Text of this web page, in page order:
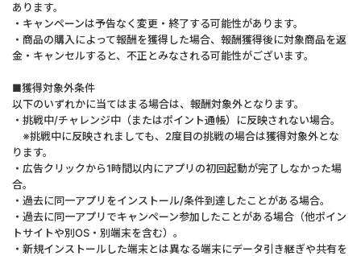
あります。
・キャンペーンは予告なく変更・終了する可能性があります。
・商品の購入によって報酬を獲得した場合、報酬獲得後に対象商品を返
金・キャンセルすると、不正とみなされる可能性がございます。
■獲得対象外条件
以下のいずれかに当てはまる場合は、報酬対象外となります。
・挑戦中/チャレンジ中（またはポイント通帳）に反映されない場合。
※挑戦中に反映されましても、2度目の挑戦の場合は獲得対象外とな
ります。
・広告クリックから1時間以内にアプリの初回起動が完了しなかった場
合。
・過去に同一アプリをインストール/条件到達したことがある場合。
・過去に同一アプリでキャンペーン参加したことがある場合（他ポイン
トサイトや別OS・別端末を含む）。
・新規インストールした端末とは異なる端末にデータ引き継ぎや共有を